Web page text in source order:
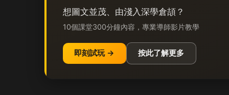
想圖文並茂、由淺入深學倉頡？
10個課堂300分鐘內容，專業導師影片教學
即刻試玩 → 按此了解更多